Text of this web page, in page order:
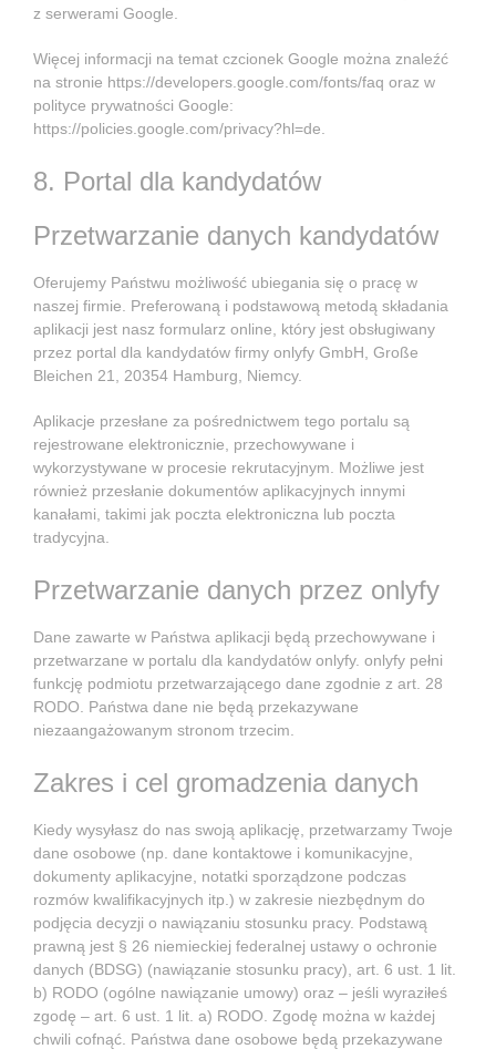
z serwerami Google.
Więcej informacji na temat czcionek Google można znaleźć
na stronie https://developers.google.com/fonts/faq oraz w
polityce prywatności Google:
https://policies.google.com/privacy?hl=de
8. Portal dla kandydatów
Przetwarzanie danych kandydatów
Oferujemy Państwu możliwość ubiegania się o pracę w
naszej firmie. Preferowaną i podstawową metodą składania
aplikacji jest nasz formularz online, który jest obsługiwany
przez portal dla kandydatów firmy onlyfy GmbH, Große
Bleichen 21, 20354 Hamburg, Niemcy.
Aplikacje przesłane za pośrednictwem tego portalu są
rejestrowane elektronicznie, przechowywane i
wykorzystywane w procesie rekrutacyjnym. Możliwe jest
również przesłanie dokumentów aplikacyjnych innymi
kanałami, takimi jak poczta elektroniczna lub poczta
tradycyjna.
Przetwarzanie danych przez onlyfy
Dane zawarte w Państwa aplikacji będą przechowywane i
przetwarzane w portalu dla kandydatów onlyfy. onlyfy pełni
funkcję podmiotu przetwarzającego dane zgodnie z art. 28
RODO. Państwa dane nie będą przekazywane
niezaangażowanym stronom trzecim.
Zakres i cel gromadzenia danych
Kiedy wysyłasz do nas swoją aplikację, przetwarzamy Twoje
dane osobowe (np. dane kontaktowe i komunikacyjne,
dokumenty aplikacyjne, notatki sporządzone podczas
rozmów kwalifikacyjnych itp.) w zakresie niezbędnym do
podjęcia decyzji o nawiązaniu stosunku pracy. Podstawą
prawną jest § 26 niemieckiej federalnej ustawy o ochronie
danych (BDSG) (nawiązanie stosunku pracy), art. 6 ust. 1 lit.
b) RODO (ogólne nawiązanie umowy) oraz – jeśli wyraziłeś
zgodę – art. 6 ust. 1 lit. a) RODO. Zgodę można w każdej
chwili cofnąć. Państwa dane osobowe będą przekazywane